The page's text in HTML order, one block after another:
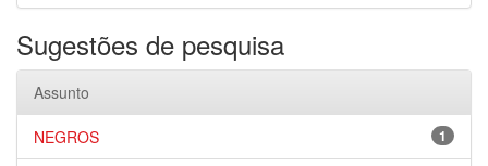
Sugestões de pesquisa
Assunto
1
NEGROS